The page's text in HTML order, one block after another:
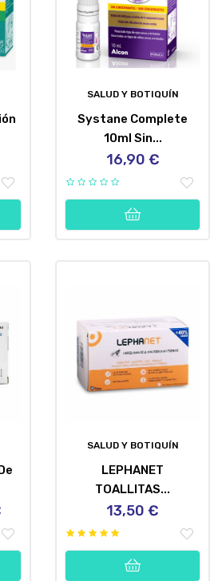
SALUD Y BOTIQUÍN
Systane Complete
10ml Sin...
Precio
16,90 €
SALUD Y BOTIQUÍN
LEPHANET
TOALLITAS...
Precio
13,50 €